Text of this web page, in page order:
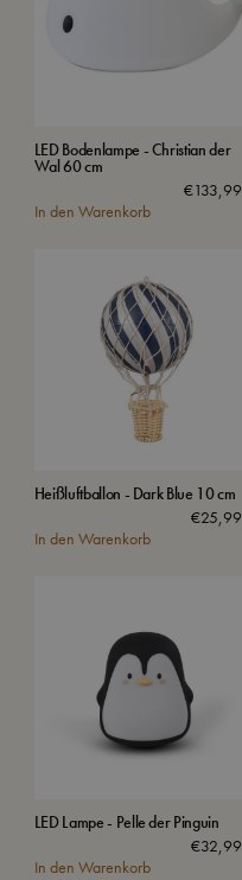
LED Bodenlampe - Christian der
Wal 60 cm
€133,99
In den Warenkorb
Heißluftballon - Dark Blue 10 cm
€25,99
In den Warenkorb
LED Lampe - Pelle der Pinguin
€32,99
In den Warenkorb